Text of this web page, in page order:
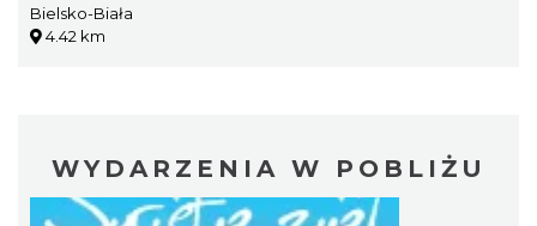
Bielsko-Biała
4.42 km
WYDARZENIA W POBLIŻU